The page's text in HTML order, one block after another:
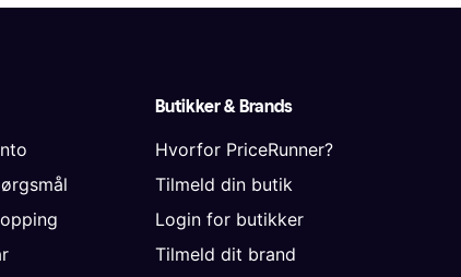
Butikker & Brands
Hvorfor PriceRunner?
Tilmeld din butik
Login for butikker
Tilmeld dit brand